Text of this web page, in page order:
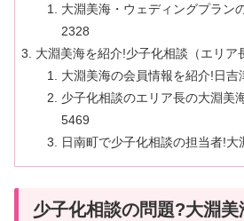
大淵美海・ウェディングプラン
2328
大淵美海を紹介!少子化相談（エリア
大淵美海の会員情報を紹介!日吉
少子化相談のエリア長の大淵美
5469
日南町で少子化相談の担当者!大
少子化相談の問題?大淵